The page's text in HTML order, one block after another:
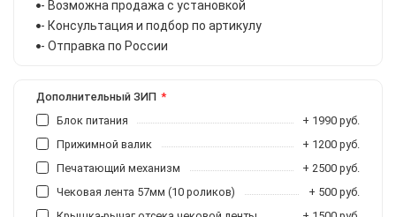
- Возможна продажа с установкой
- Консультация и подбор по артикулу
- Отправка по России
Дополнительный ЗИП
Блок питания
+ 1990 руб.
Прижимной валик
+ 1200 руб.
Печатающий механизм
+ 2500 руб.
Чековая лента 57мм (10 роликов)
+ 500 руб.